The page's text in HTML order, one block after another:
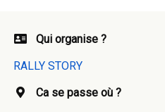
Qui organise ?
RALLY STORY
Ca se passe où ?